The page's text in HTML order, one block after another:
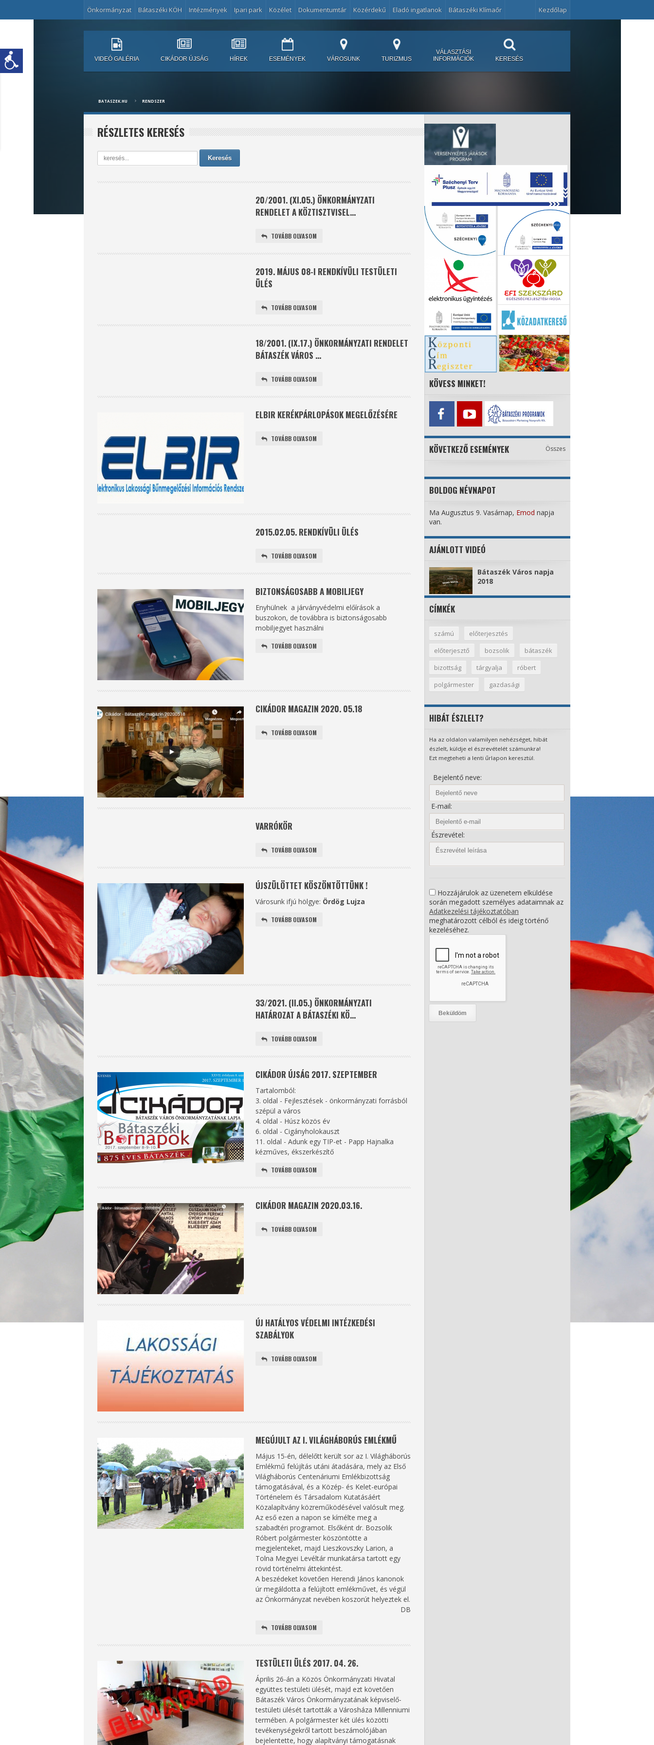
Kezdőlap
Önkormányzat Bátaszéki KÖH Intézmények Ipari park Közélet Dokumentumtár Közérdekű Eladó ingatlanok Bátaszéki Klímaőr
VIDEÓ GALÉRIA CIKÁDOR ÚJSÁG HÍREK ESEMÉNYEK VÁROSUNK TURIZMUS
VÁLASZTÁSI
INFORMÁCIÓK
KERESÉS
BATASZEK.HU RENDSZER
RÉSZLETES KERESÉS
Keresés
20/2001. (XI.05.) ÖNKORMÁNYZATI
RENDELET A KÖZTISZTVISEL...
TOVÁBB OLVASOM
2019. MÁJUS 08-I RENDKÍVÜLI TESTÜLETI
ÜLÉS
TOVÁBB OLVASOM
18/2001. (IX.17.) ÖNKORMÁNYZATI RENDELET
BÁTASZÉK VÁROS ...
TOVÁBB OLVASOM
ELBIR KERÉKPÁRLOPÁSOK MEGELŐZÉSÉRE
TOVÁBB OLVASOM
2015.02.05. RENDKÍVÜLI ÜLÉS
TOVÁBB OLVASOM
BIZTONSÁGOSABB A MOBILJEGY
Enyhülnek a járványvédelmi előírások a
buszokon, de továbbra is biztonságosabb
mobiljegyet használni​
TOVÁBB OLVASOM
CIKÁDOR MAGAZIN 2020. 05.18
TOVÁBB OLVASOM
VARRÓKÖR
TOVÁBB OLVASOM
ÚJSZÜLÖTTET KÖSZÖNTÖTTÜNK !
Városunk ifjú hölgye: Ördög Lujza
TOVÁBB OLVASOM
33/2021. (II.05.) ÖNKORMÁNYZATI
HATÁROZAT A BÁTASZÉKI KÖ...
TOVÁBB OLVASOM
CIKÁDOR ÚJSÁG 2017. SZEPTEMBER
Tartalomból:
3. oldal - Fejlesztések - önkormányzati forrásból
szépül a város
4. oldal - Húsz közös év
6. oldal - Cigányholokauszt
11. oldal - Adunk egy TIP-et - Papp Hajnalka
kézműves, ékszerkészítő
TOVÁBB OLVASOM
CIKÁDOR MAGAZIN 2020.03.16.
TOVÁBB OLVASOM
ÚJ HATÁLYOS VÉDELMI INTÉZKEDÉSI
SZABÁLYOK
TOVÁBB OLVASOM
MEGÚJULT AZ I. VILÁGHÁBORÚS EMLÉKMŰ
Május 15-én, délelőtt került sor az I. Világháborús
Emlékmű felújítás utáni átadására, mely az Első
Világháborús Centenáriumi Emlékbizottság
támogatásával, és a Közép- és Kelet-európai
Történelem és Társadalom Kutatásáért
Közalapítvány közreműködésével valósult meg.
Az eső ezen a napon se kímélte meg a
szabadtéri programot. Elsőként dr. Bozsolik
Róbert polgármester köszöntötte a
megjelenteket, majd Lieszkovszky Larion, a
Tolna Megyei Levéltár munkatársa tartott egy
rövid történelmi áttekintést.
A beszédeket követően Herendi János kanonok
úr megáldotta a felújított emlékművet, és végül
az Önkormányzat nevében koszorút helyeztek el.
DB
TOVÁBB OLVASOM
TESTÜLETI ÜLÉS 2017. 04. 26.
Április 26-án a Közös Önkormányzati Hivatal
együttes testületi ülését, majd ezt követően
Bátaszék Város Önkormányzatának képviselő-
testületi ülését tartották a Városháza Millenniumi
termében. A polgármester két ülés közötti
tevékenységekről tartott beszámolójában
bejelentette, hogy alapítványi támogatásnak
KÖVESS MINKET!
KÖVETKEZŐ ESEMÉNYEK Összes
BOLDOG NÉVNAPOT
Ma Augusztus 9. Vasárnap, Emod napja
van.
AJÁNLOTT VIDEÓ
Bátaszék Város napja
2018
CÍMKÉK
számú
előterjesztés
előterjesztő
bozsolik
bátaszék
bizottság
tárgyalja
róbert
polgármester
gazdasági
HIBÁT ÉSZLELT?
Ha az oldalon valamilyen nehézséget, hibát
észlelt, küldje el észrevételét számunkra!
Ezt megteheti a lenti űrlapon keresztül.
Bejelentő neve:
E-mail:
Észrevétel:
Hozzájárulok az üzenetem elküldése
során megadott személyes adataimnak az
Adatkezelési tájékoztatóban
meghatározott célból és ideig történő
kezeléséhez.